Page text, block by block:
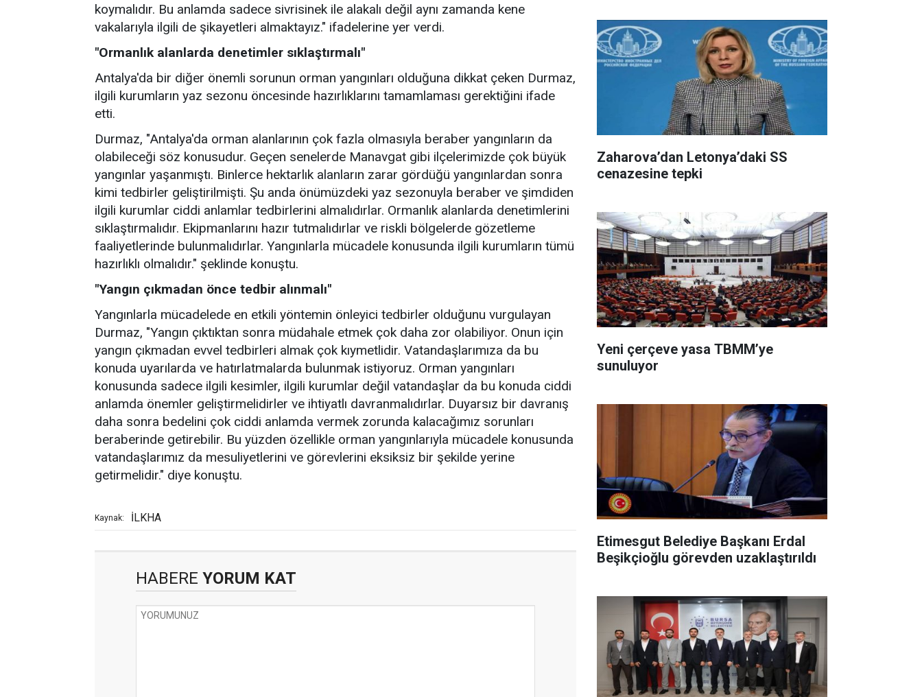
koymalıdır. Bu anlamda sadece sivrisinek ile alakalı değil aynı zamanda kene
vakalarıyla ilgili de şikayetleri almaktayız." ifadelerine yer verdi.
"Ormanlık alanlarda denetimler sıklaştırmalı"
Antalya'da bir diğer önemli sorunun orman yangınları olduğuna dikkat çeken Durmaz,
ilgili kurumların yaz sezonu öncesinde hazırlıklarını tamamlaması gerektiğini ifade
etti.
Durmaz, "Antalya'da orman alanlarının çok fazla olmasıyla beraber yangınların da
olabileceği söz konusudur. Geçen senelerde Manavgat gibi ilçelerimizde çok büyük
yangınlar yaşanmıştı. Binlerce hektarlık alanların zarar gördüğü yangınlardan sonra
kimi tedbirler geliştirilmişti. Şu anda önümüzdeki yaz sezonuyla beraber ve şimdiden
ilgili kurumlar ciddi anlamlar tedbirlerini almalıdırlar. Ormanlık alanlarda denetimlerini
sıklaştırmalıdır. Ekipmanlarını hazır tutmalıdırlar ve riskli bölgelerde gözetleme
faaliyetlerinde bulunmalıdırlar. Yangınlarla mücadele konusunda ilgili kurumların tümü
hazırlıklı olmalıdır." şeklinde konuştu.
"Yangın çıkmadan önce tedbir alınmalı"
Yangınlarla mücadelede en etkili yöntemin önleyici tedbirler olduğunu vurgulayan
Durmaz, "Yangın çıktıktan sonra müdahale etmek çok daha zor olabiliyor. Onun için
yangın çıkmadan evvel tedbirleri almak çok kıymetlidir. Vatandaşlarımıza da bu
konuda uyarılarda ve hatırlatmalarda bulunmak istiyoruz. Orman yangınları
konusunda sadece ilgili kesimler, ilgili kurumlar değil vatandaşlar da bu konuda ciddi
anlamda önemler geliştirmelidirler ve ihtiyatlı davranmalıdırlar. Duyarsız bir davranış
daha sonra bedelini çok ciddi anlamda vermek zorunda kalacağımız sorunları
beraberinde getirebilir. Bu yüzden özellikle orman yangınlarıyla mücadele konusunda
vatandaşlarımız da mesuliyetlerini ve görevlerini eksiksiz bir şekilde yerine
getirmelidir." diye konuştu.
Kaynak: İLKHA
HABERE YORUM KAT
Zaharova’dan Letonya’daki SS
cenazesine tepki
Yeni çerçeve yasa TBMM’ye
sunuluyor
Etimesgut Belediye Başkanı Erdal
Beşikçioğlu görevden uzaklaştırıldı